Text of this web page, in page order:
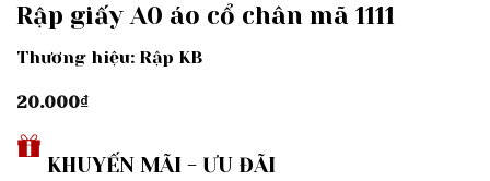
Rập giấy A0 áo cổ chân mã 1111
Thương hiệu: Rập KB
20.000₫
KHUYẾN MÃI - ƯU ĐÃI